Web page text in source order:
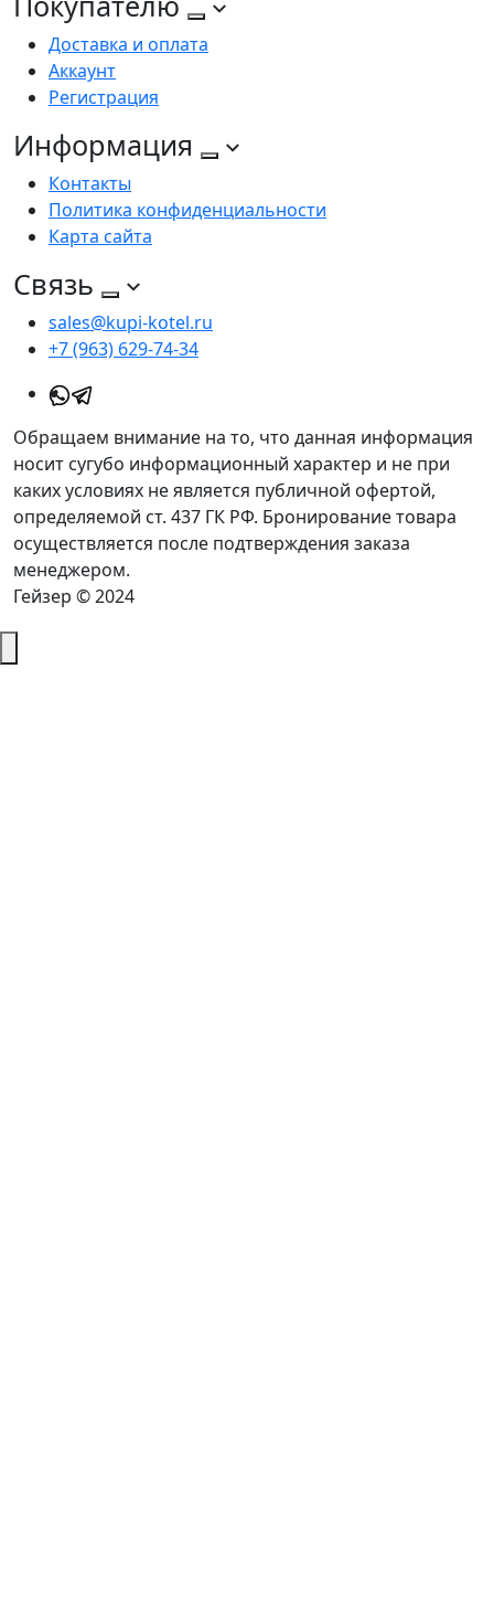
Доставка и оплата
Аккаунт
Регистрация
Информация
Контакты
Политика конфиденциальности
Карта сайта
Связь
sales@kupi-kotel.ru
+7 (963) 629-74-34
Обращаем внимание на то, что данная информация
носит сугубо информационный характер и не при
каких условиях не является публичной офертой,
определяемой ст. 437 ГК РФ. Бронирование товара
осуществляется после подтверждения заказа
менеджером.
Гейзер © 2024